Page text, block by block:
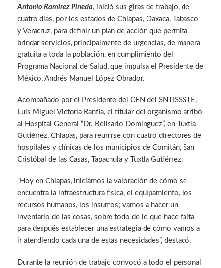
Antonio Ramírez Pineda, inició sus giras de trabajo, de
cuatro días, por los estados de Chiapas, Oaxaca, Tabasco
y Veracruz, para definir un plan de acción que permita
brindar servicios, principalmente de urgencias, de manera
gratuita a toda la población, en cumplimiento del
Programa Nacional de Salud, que impulsa el Presidente de
México, Andrés Manuel López Obrador.
Acompañado por el Presidente del CEN del SNTISSSTE,
Luis Miguel Victoria Ranfla, el titular del organismo arribó
al Hospital General “Dr. Belisario Domínguez”, en Tuxtla
Gutiérrez, Chiapas, para reunirse con cuatro directores de
hospitales y clínicas de los municipios de Comitán, San
Cristóbal de las Casas, Tapachula y Tuxtla Gutiérrez.
“Hoy en Chiapas, iniciamos la valoración de cómo se
encuentra la infraestructura física, el equipamiento, los
recursos humanos, los insumos; vamos a hacer un
inventario de las cosas, sobre todo de lo que hace falta
para después establecer una estrategia de cómo vamos a
ir atendiendo cada una de estas necesidades”, destacó.
Durante la reunión de trabajo convocó a todo el personal